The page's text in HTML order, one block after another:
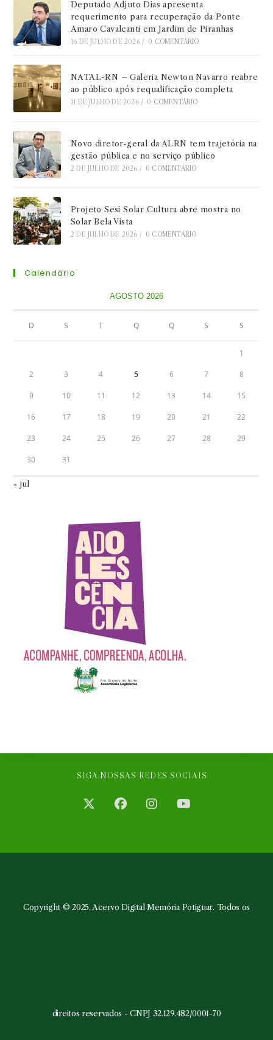
Deputado Adjuto Dias apresenta
requerimento para recuperação da Ponte
Amaro Cavalcanti em Jardim de Piranhas
16 DE JULHO DE 2026 / 0 COMENTÁRIO
NATAL-RN – Galeria Newton Navarro reabre
ao público após requalificação completa
11 DE JULHO DE 2026 / 0 COMENTÁRIO
Novo diretor-geral da ALRN tem trajetória na
gestão pública e no serviço público
2 DE JULHO DE 2026 / 0 COMENTÁRIO
Projeto Sesi Solar Cultura abre mostra no
Solar Bela Vista
2 DE JULHO DE 2026 / 0 COMENTÁRIO
Calendário
AGOSTO 2026
D S T Q Q S S
1
2 3 4 5 6 7 8
9 10 11 12 13 14 15
16 17 18 19 20 21 22
23 24 25 26 27 28 29
30 31
« jul
SIGA NOSSAS REDES SOCIAIS
uma
uma
uma
uma
Copyright © 2025. Acervo Digital Memória Potiguar. Todos os
direitos reservados - CNPJ 32.129.482/0001-70